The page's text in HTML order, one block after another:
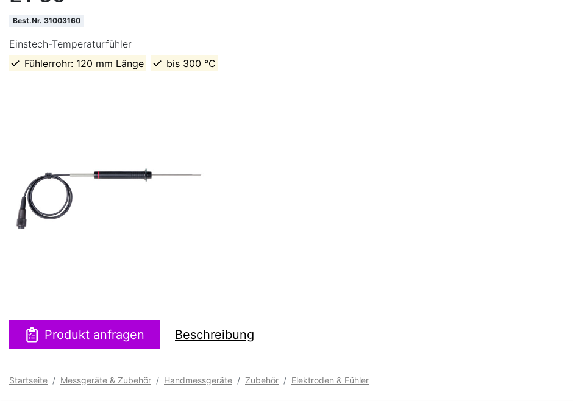
Best.Nr. 31003160
Einstech-Temperaturfühler
Fühlerrohr: 120 mm Länge
bis 300 °C
Produkt anfragen Beschreibung
Startseite Messgeräte & Zubehör Handmessgeräte Zubehör Elektroden & Fühler